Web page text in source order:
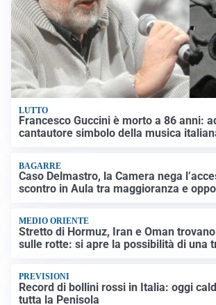
LUTTO
Francesco Guccini è morto a 86 anni:
cantautore simbolo della musica
BAGARRE
Caso Delmastro, la Camera nega
scontro in Aula tra maggioranza e
MEDIO ORIENTE
Stretto di Hormuz, Iran e Oman
sulle rotte: si apre la possibilità di una
PREVISIONI
Record di bollini rossi in Italia: oggi
tutta la Penisola